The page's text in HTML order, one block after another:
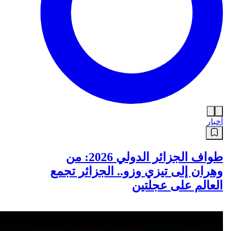
أخبار
طواف الجزائر الدولي 2026: من
وهران إلى تيزي وزو.. الجزائر تجمع
العالم على عجلتين